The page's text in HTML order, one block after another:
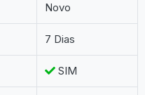
Novo
7 Dias
SIM